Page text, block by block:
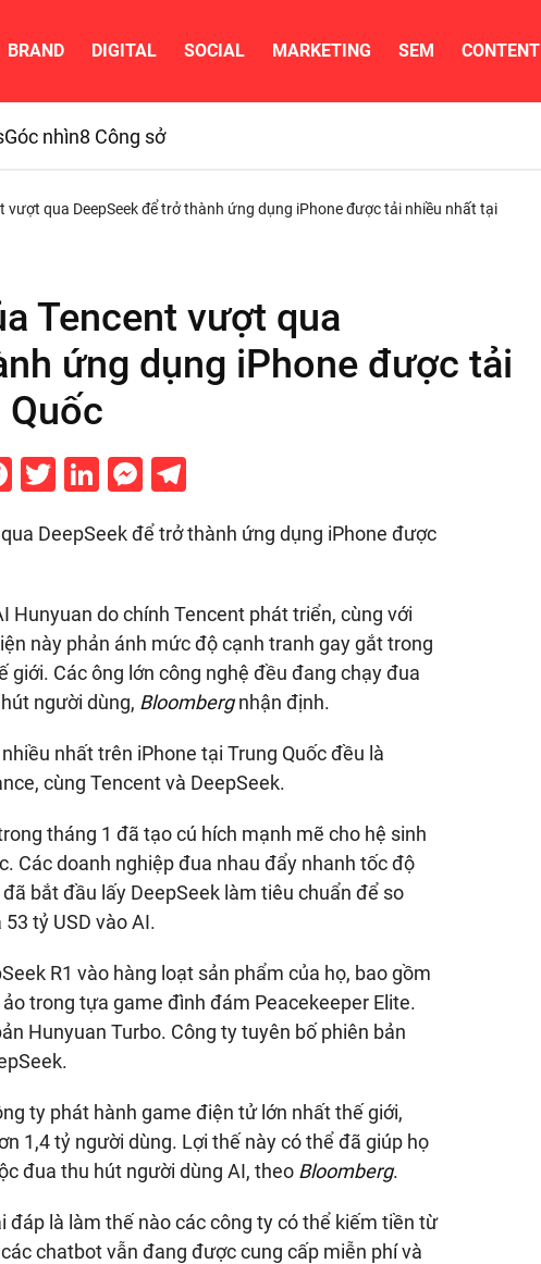
BRAND DIGITAL SOCIAL MARKETING SEM CONTENT
Góc nhìn8 Công sở
vượt qua DeepSeek để trở thành ứng dụng iPhone được tải nhiều nhất tại
Tencent vượt qua
ứng dụng iPhone được tải
Facebook
Twitter
LinkedIn
Messenger
Telegram
DeepSeek để trở thành ứng dụng iPhone được
Hunyuan do chính Tencent phát triển, cùng với
này phản ánh mức độ cạnh tranh gay gắt trong
giới. Các ông lớn công nghệ đều đang chạy đua
người dùng, Bloombergnhận định.
nhất trên iPhone tại Trung Quốc đều là
cùng Tencent và DeepSeek.
tháng 1 đã tạo cú hích mạnh mẽ cho hệ sinh
Các doanh nghiệp đua nhau đẩy nhanh tốc độ
bắt đầu lấy DeepSeek làm tiêu chuẩn để so
53 tỷ USD vào AI.
R1 vào hàng loạt sản phẩm của họ, bao gồm
trong tựa game đình đám Peacekeeper Elite.
Hunyuan Turbo. Công ty tuyên bố phiên bản
ty phát hành game điện tử lớn nhất thế giới,
1,4 tỷ người dùng. Lợi thế này có thể đã giúp họ
đua thu hút người dùng AI, theo Bloomberg.
đáp là làm thế nào các công ty có thể kiếm tiền từ
chatbot vẫn đang được cung cấp miễn phí và